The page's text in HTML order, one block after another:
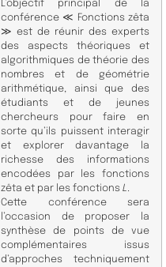
L’objectif principal de la
conférence ≪ Fonctions zêta
≫ est de réunir des experts
des aspects théoriques et
algorithmiques de théorie des
nombres et de géométrie
arithmétique, ainsi que des
étudiants et de jeunes
chercheurs pour faire en
sorte qu’ils puissent interagir
et explorer davantage la
richesse des informations
encodées par les fonctions
zêta et par les fonctions L
Cette conférence sera
l’occasion de proposer la
synthèse de points de vue
complémentaires issus
d’approches techniquement